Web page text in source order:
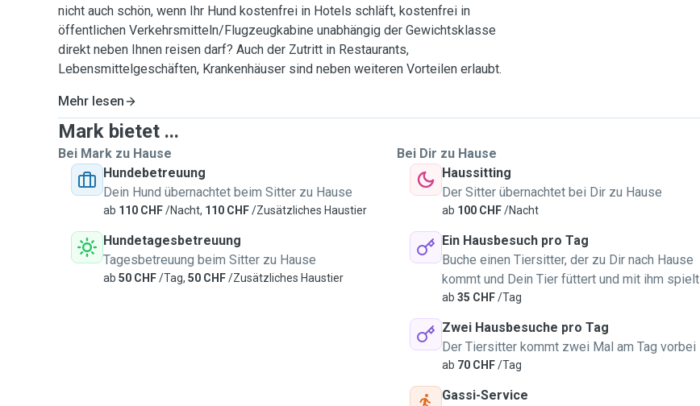
nicht auch schön, wenn Ihr Hund kostenfrei in Hotels schläft, kostenfrei in
öffentlichen Verkehrsmitteln/Flugzeugkabine unabhängig der Gewichtsklasse
direkt neben Ihnen reisen darf? Auch der Zutritt in Restaurants,
Lebensmittelgeschäften, Krankenhäuser sind neben weiteren Vorteilen erlaubt.
Mehr lesen
Mark bietet ...
Bei Mark zu Hause
Hundebetreuung
Dein Hund übernachtet beim Sitter zu Hause
ab 110 CHF/Nacht, 110 CHF/Zusätzliches Haustier
Hundetagesbetreuung
Tagesbetreuung beim Sitter zu Hause
ab 50 CHF/Tag, 50 CHF/Zusätzliches Haustier
Bei Dir zu Hause
Haussitting
Der Sitter übernachtet bei Dir zu Hause
ab 100 CHF/Nacht
Ein Hausbesuch pro Tag
Buche einen Tiersitter, der zu Dir nach Hause
kommt und Dein Tier füttert und mit ihm spielt
ab 35 CHF/Tag
Zwei Hausbesuche pro Tag
Der Tiersitter kommt zwei Mal am Tag vorbei
ab 70 CHF/Tag
Gassi-Service